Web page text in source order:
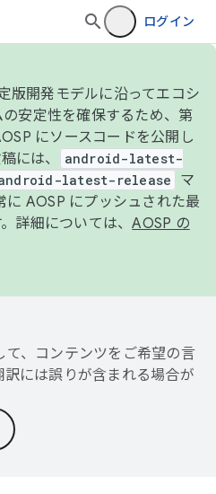
ログイン
版開発モデルに沿ってエコシ
安定性を確保するため、第
にソースコードを公開し
には、
android-latest-
latest-release
マ
AOSP にプッシュされた最
詳細については、AOSP の
、コンテンツをご希望の言
には誤りが含まれる場合が